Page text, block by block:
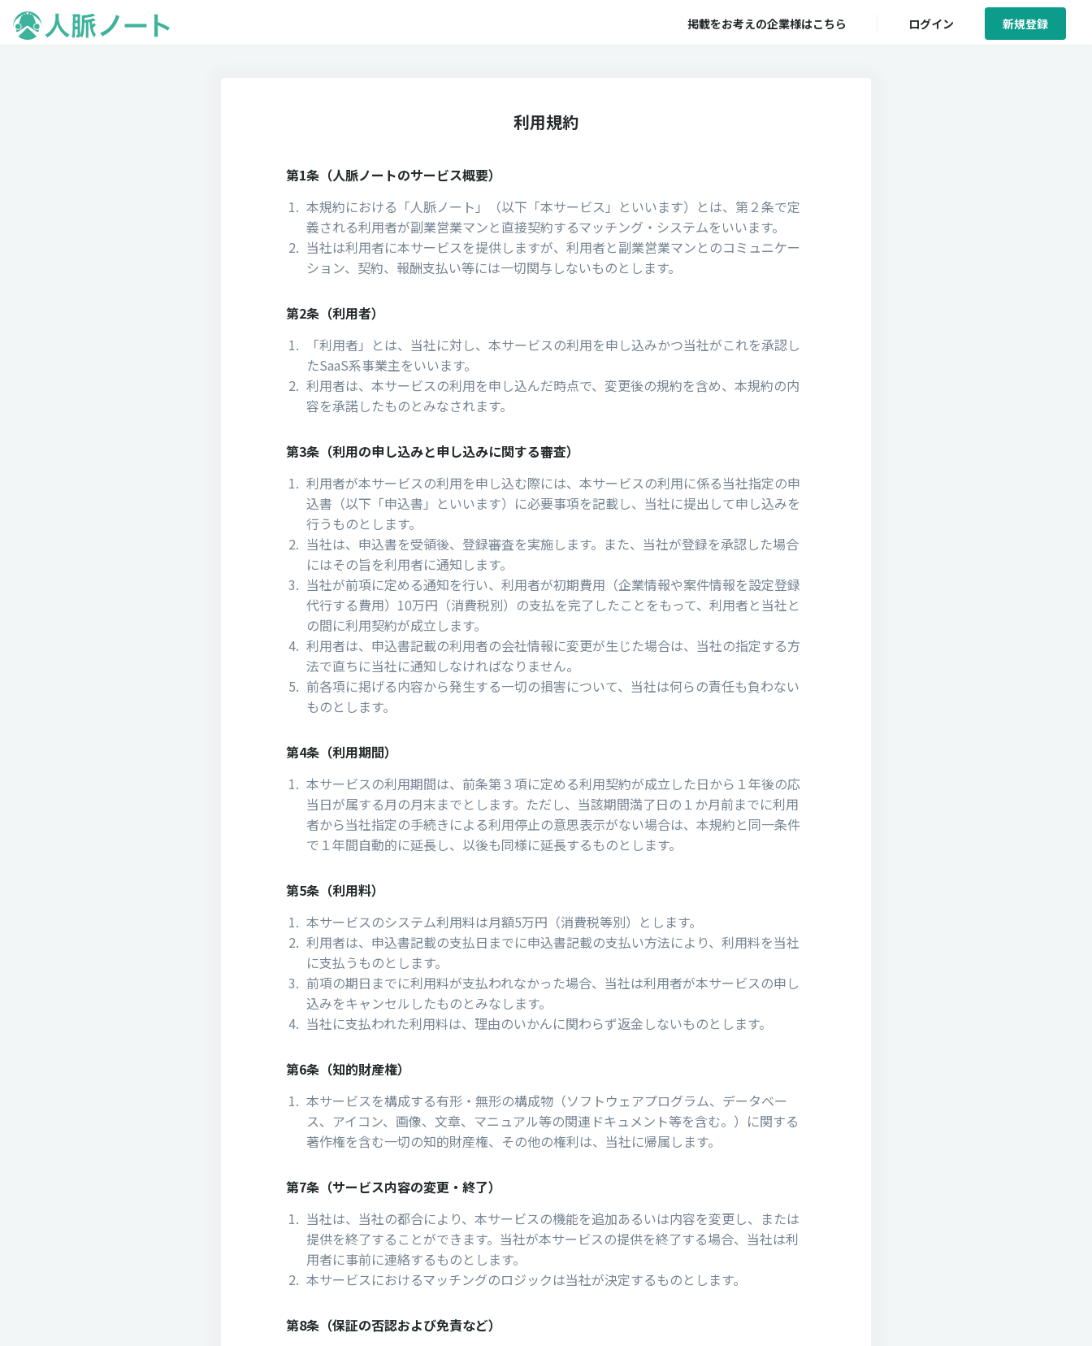
掲載をお考えの企業様はこちら ログイン 新規登録
利用規約
第1条（人脈ノートのサービス概要）
本規約における「人脈ノート」（以下「本サービス」といいます）とは、第２条で定
義される利⽤者が副業営業マンと直接契約するマッチング・システムをいいます。
当社は利用者に本サービスを提供しますが、利用者と副業営業マンとのコミュニケー
ション、契約、報酬支払い等には一切関与しないものとします。
第2条（利⽤者）
「利⽤者」とは、当社に対し、本サービスの利⽤を申し込みかつ当社がこれを承認し
たSaaS系事業主をいいます。
利⽤者は、本サービスの利⽤を申し込んだ時点で、変更後の規約を含め、本規約の内
容を承諾したものとみなされます。
第3条（利⽤の申し込みと申し込みに関する審査）
利⽤者が本サービスの利⽤を申し込む際には、本サービスの利⽤に係る当社指定の申
込書（以下「申込書」といいます）に必要事項を記載し、当社に提出して申し込みを
⾏うものとします。
当社は、申込書を受領後、登録審査を実施します。また、当社が登録を承認した場合
にはその旨を利⽤者に通知します。
当社が前項に定める通知を⾏い、利用者が初期費用（企業情報や案件情報を設定登録
代行する費用）10万円（消費税別）の⽀払を完了したことをもって、利⽤者と当社と
の間に利⽤契約が成⽴します。
利⽤者は、申込書記載の利⽤者の会社情報に変更が⽣じた場合は、当社の指定する⽅
法で直ちに当社に通知しなければなりません。
前各項に掲げる内容から発⽣する⼀切の損害について、当社は何らの責任も負わない
ものとします。
第4条（利用期間）
本サービスの利用期間は、前条第３項に定める利用契約が成立した日から１年後の応
当日が属する月の月末までとします。ただし、当該期間満了日の１か月前までに利用
者から当社指定の手続きによる利用停止の意思表示がない場合は、本規約と同一条件
で１年間自動的に延長し、以後も同様に延長するものとします。
第5条（利⽤料）
本サービスのシステム利⽤料は月額5万円（消費税等別）とします。
利⽤者は、申込書記載の⽀払⽇までに申込書記載の⽀払い⽅法により、利用料を当社
に⽀払うものとします。
前項の期⽇までに利⽤料が⽀払われなかった場合、当社は利⽤者が本サービスの申し
込みをキャンセルしたものとみなします。
当社に⽀払われた利⽤料は、理由のいかんに関わらず返⾦しないものとします。
第6条（知的財産権）
本サービスを構成する有形・無形の構成物（ソフトウェアプログラム、データベー
ス、アイコン、画像、⽂章、マニュアル等の関連ドキュメント等を含む。）に関する
著作権を含む⼀切の知的財産権、その他の権利は、当社に帰属します。
第7条（サービス内容の変更・終了）
当社は、当社の都合により、本サービスの機能を追加あるいは内容を変更し、または
提供を終了することができます。当社が本サービスの提供を終了する場合、当社は利
⽤者に事前に連絡するものとします。
本サービスにおけるマッチングのロジックは当社が決定するものとします。
第8条（保証の否認および免責など）